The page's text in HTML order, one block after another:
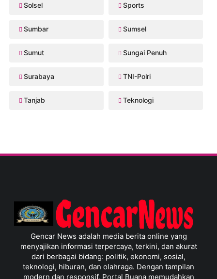
Solsel Sports
Sumbar Sumsel
Sumut Sungai Penuh
Surabaya TNI-Polri
Tanjab Teknologi
Gencar News adalah media berita online yang
menyajikan informasi terpercaya, terkini, dan akurat
dari berbagai bidang: politik, ekonomi, sosial,
teknologi, hiburan, dan olahraga. Dengan tampilan
modern dan responsif, Portal Buana memudahkan